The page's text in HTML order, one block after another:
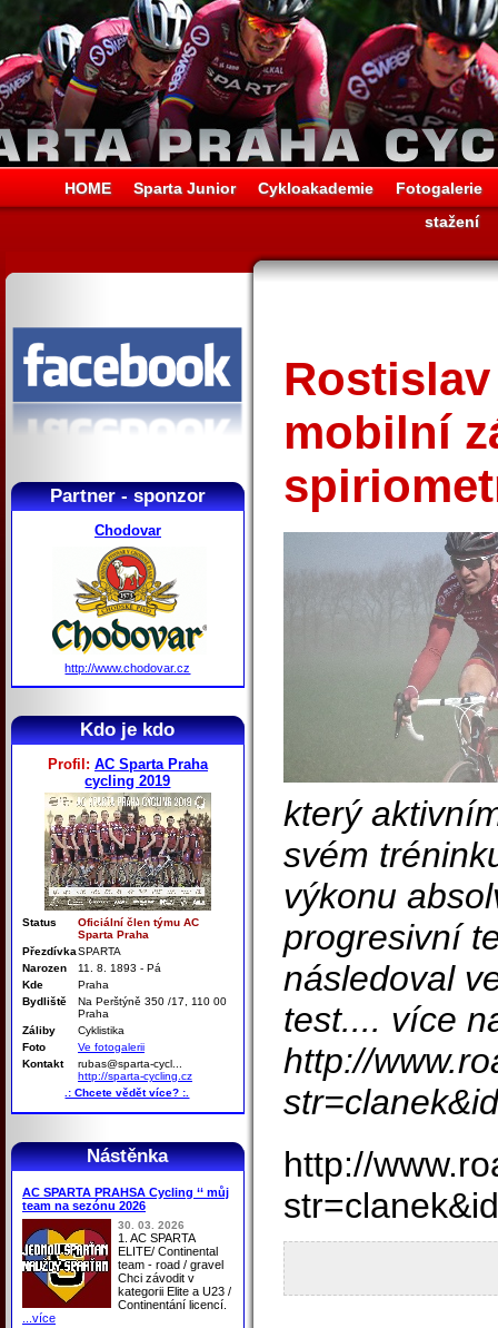
HOME Sparta Junior Cykloakademie
Fotogalerie
stažení
Partner - sponzor
Chodovar
http://www.chodovar.cz
Kdo je kdo
Profil: AC Sparta Praha
cycling 2019
Status
Oficiální člen týmu AC
Sparta Praha
PřezdívkaSPARTA
Narozen
11. 8. 1893 - Pá
Kde
Praha
Bydliště
Na Perštýně 350 /17, 110 00
Praha
Záliby
Cyklistika
Foto
Ve fotogalerii
Kontakt
rubas@sparta-cycl...
http://sparta-cycling.cz
.: Chcete vědět více? :.
Nástěnka
AC SPARTA PRAHSA Cycling ‘‘ můj
team na sezónu 2026
30. 03. 2026
1. AC SPARTA
ELITE/ Continental
team - road / gravel
Chci závodit v
kategorii Elite a U23 /
Continentání licencí.
...více
mobilní
který
svém
výkonu
progresivní
následoval
test.... více
http://
http://